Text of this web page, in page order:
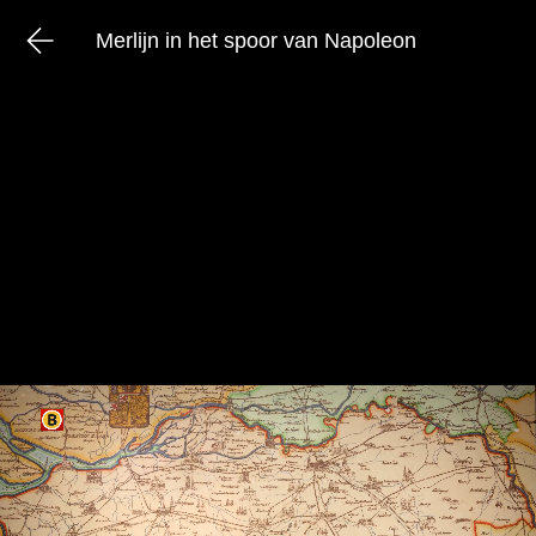
Merlijn in het spoor van Napoleon